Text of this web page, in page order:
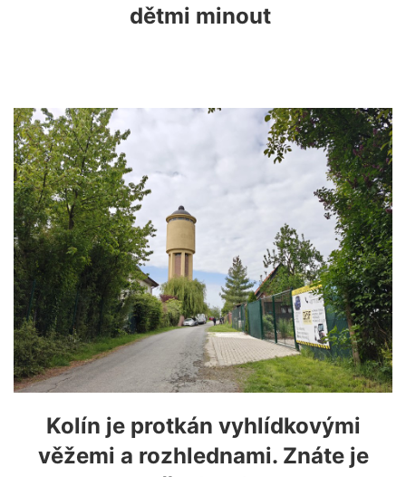
dětmi minout
Kolín je protkán vyhlídkovými
věžemi a rozhlednami. Znáte je